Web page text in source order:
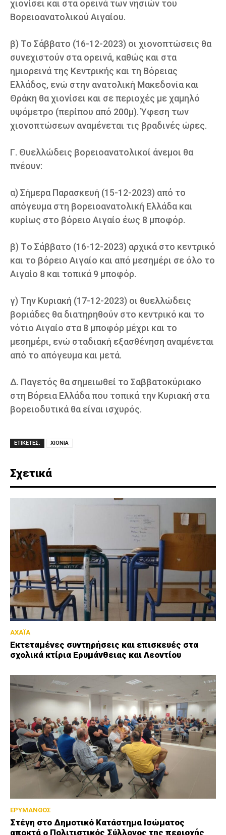
χιονίσει και στα ορεινά των νησιών του
Βορειοανατολικού Αιγαίου.
β) Το Σάββατο (16-12-2023) οι χιονοπτώσεις θα
συνεχιστούν στα ορεινά, καθώς και στα
ημιορεινά της Κεντρικής και τη Βόρειας
Ελλάδος, ενώ στην ανατολική Μακεδονία και
Θράκη θα χιονίσει και σε περιοχές με χαμηλό
υψόμετρο (περίπου από 200μ). Ύφεση των
χιονοπτώσεων αναμένεται τις βραδινές ώρες.
Γ. Θυελλώδεις βορειοανατολικοί άνεμοι θα
πνέουν:
α) Σήμερα Παρασκευή (15-12-2023) από το
απόγευμα στη βορειοανατολική Ελλάδα και
κυρίως στο βόρειο Αιγαίο έως 8 μποφόρ.
β) Tο Σάββατο (16-12-2023) αρχικά στο κεντρικό
και το βόρειο Αιγαίο και από μεσημέρι σε όλο το
Αιγαίο 8 και τοπικά 9 μποφόρ.
γ) Tην Κυριακή (17-12-2023) οι θυελλώδεις
βοριάδες θα διατηρηθούν στο κεντρικό και το
νότιο Αιγαίο στα 8 μποφόρ μέχρι και το
μεσημέρι, ενώ σταδιακή εξασθένηση αναμένεται
από το απόγευμα και μετά.
Δ. Παγετός θα σημειωθεί το Σαββατοκύριακο
στη Βόρεια Ελλάδα που τοπικά την Κυριακή στα
βορειοδυτικά θα είναι ισχυρός.
ΕΤΙΚΕΤΕΣ: ΧΙΟΝΙΑ
Σχετικά
ΑΧΑΪΑ
Εκτεταμένες συντηρήσεις και επισκευές στα
σχολικά κτίρια Ερυμάνθειας και Λεοντίου
ΕΡΥΜΑΝΘΟΣ
Στέγη στο Δημοτικό Κατάστημα Ισώματος
αποκτά ο Πολιτιστικός Σύλλογος της περιοχής